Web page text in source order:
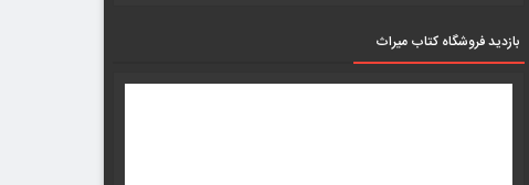
بازدید فروشگاه کتاب میراث